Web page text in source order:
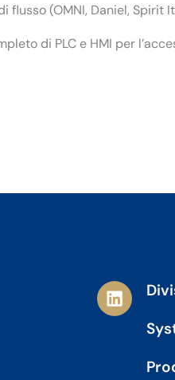
(OMNI, Daniel, Spirit
di PLC e HMI per
L
i
n